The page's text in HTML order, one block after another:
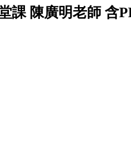
課 陳廣明老師 含